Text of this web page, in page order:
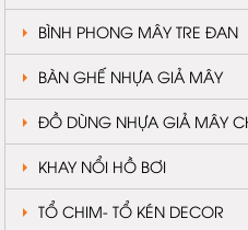
BÌNH PHONG MÂY TRE ĐAN
BÀN GHẾ NHỰA GIẢ MÂY
ĐỒ DÙNG NHỰA GIẢ MÂY
KHAY NỔI HỒ BƠI
TỔ CHIM- TỔ KÉN DECOR